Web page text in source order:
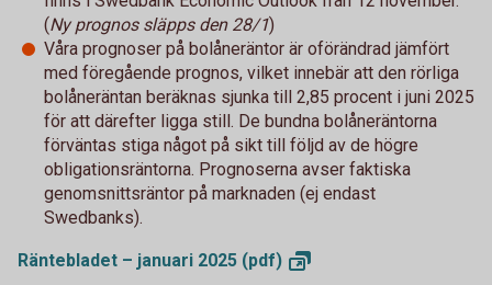
(Ny prognos släpps den 28/1)
Våra prognoser på bolåneräntor är oförändrad jämfört
med föregående prognos, vilket innebär att den rörliga
bolåneräntan beräknas sjunka till 2,85 procent i juni 2025
för att därefter ligga still. De bundna bolåneräntorna
förväntas stiga något på sikt till följd av de högre
obligationsräntorna. Prognoserna avser faktiska
genomsnittsräntor på marknaden (ej endast
Swedbanks).
Räntebladet – januari 2025 (pdf)